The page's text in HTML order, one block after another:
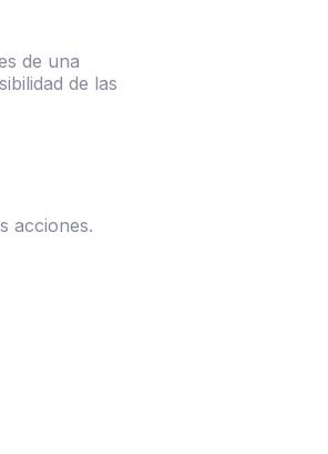
de una
de las
acciones.